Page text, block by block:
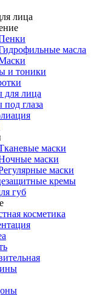
лица
масла
и тоники
для лица
глаза
маски
маски
маски
кремы
губ
косметика